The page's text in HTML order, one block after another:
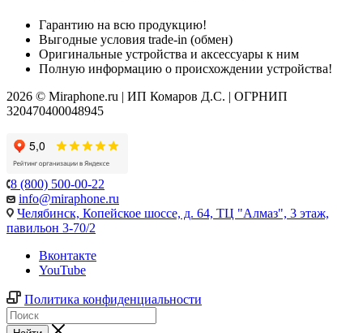
Гарантию на всю продукцию!
Выгодные условия trade-in (обмен)
Оригинальные устройства и аксессуары к ним
Полную информацию о происхождении устройства!
2026 © Miraphone.ru | ИП Комаров Д.С. | ОГРНИП
320470400048945
8 (800) 500-00-22
info@miraphone.ru
Челябинск, Копейское шоссе, д. 64, ТЦ "Алмаз", 3 этаж,
павильон 3-70/2
Вконтакте
YouTube
Политика конфиденциальности